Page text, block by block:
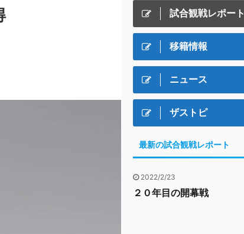
試合観戦レポート
移籍情報
ニュース
ザストピ
最新の試合観戦レポート
2022/2/23
２０年目の開幕戦